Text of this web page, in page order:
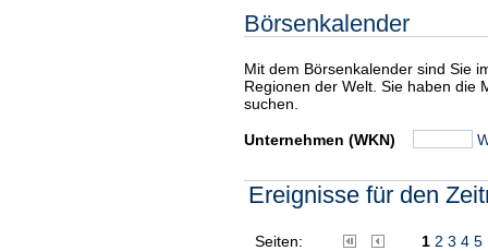
Börsenkalender
Mit dem Börsenkalender sind Sie
Regionen der Welt. Sie haben die
suchen.
Unternehmen (WKN)
Ereignisse für den
Seiten: 1 2 3 4 5